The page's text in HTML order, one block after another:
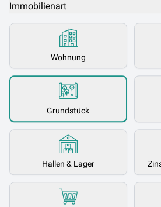
Immobilienart
Wohnung
Grundstück
Hallen & Lager